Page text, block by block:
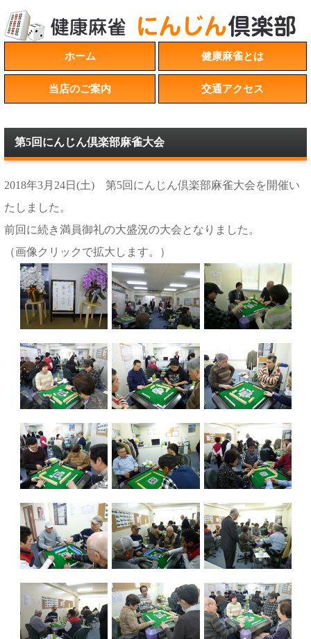
ホーム 健康麻雀とは
当店のご案内 交通アクセス
第5回にんじん倶楽部麻雀大会
2018年3月24日(土) 第5回にんじん倶楽部麻雀大会を開催い
たしました。
前回に続き満員御礼の大盛況の大会となりました。
（画像クリックで拡大します。）